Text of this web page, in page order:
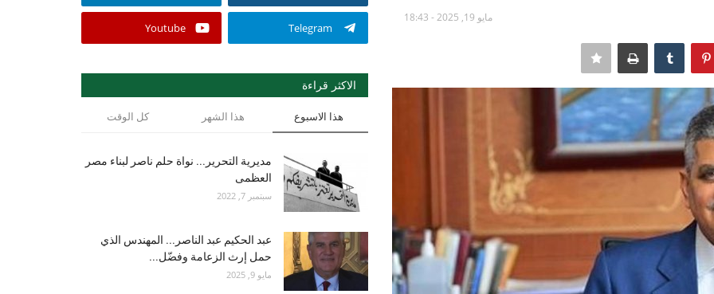
مايو 19, 2025 - 18:43
Telegram
Youtube
الاكثر قراءة
هذا الاسبوع هذا الشهر كل الوقت
مديرية التحرير... نواة حلم ناصر لبناء مصر
العظمى
سبتمبر 7, 2022
عبد الحكيم عبد الناصر... المهندس الذي
حمل إرث الزعامة وفضّل...
مايو 9, 2025